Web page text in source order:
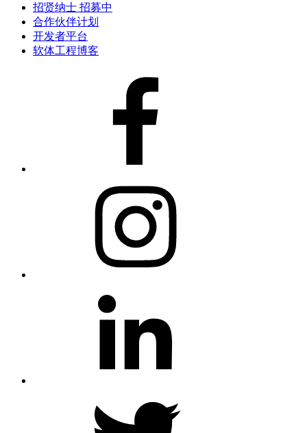
招贤纳士 招募中
合作伙伴计划
开发者平台
软体工程博客